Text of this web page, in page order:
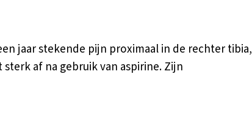
jaar stekende pijn proximaal in de rechter tibia,
af na gebruik van aspirine. Zijn